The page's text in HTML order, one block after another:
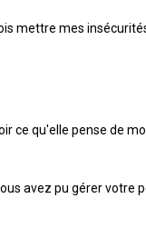
mettre mes
ce qu'elle pense de
avez pu gérer votre